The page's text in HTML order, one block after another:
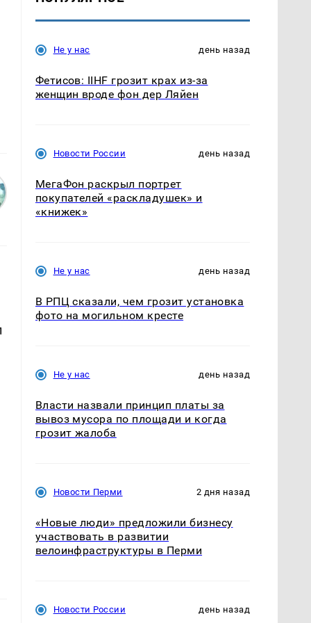
Не у нас день назад
Фетисов: IIHF грозит крах из-за
женщин вроде фон дер Ляйен
Новости России день назад
МегаФон раскрыл портрет
покупателей «раскладушек» и
«книжек»
Не у нас день назад
В РПЦ сказали, чем грозит установка
фото на могильном кресте
Не у нас день назад
Власти назвали принцип платы за
вывоз мусора по площади и когда
грозит жалоба
Новости Перми 2 дня назад
«Новые люди» предложили бизнесу
участвовать в развитии
велоинфраструктуры в Перми
Новости России день назад